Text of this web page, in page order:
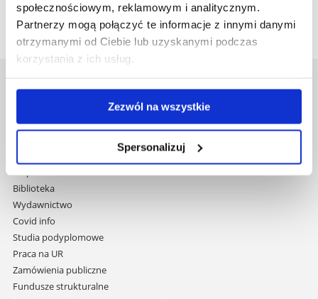
społecznościowym, reklamowym i analitycznym.
Partnerzy mogą połączyć te informacje z innymi danymi
otrzymanymi od Ciebie lub uzyskanymi podczas
korzystania z ich usług.
Zezwól na wszystkie
Spersonalizuj
Uniwersytet Rzeszowski
Al. Tadeusza Rejtana 16C
35-959 Rzeszów
nawigację
i
przejdź
do
treści
Biblioteka
Wydawnictwo
Covid info
Studia podyplomowe
Praca na UR
Zamówienia publiczne
Fundusze strukturalne